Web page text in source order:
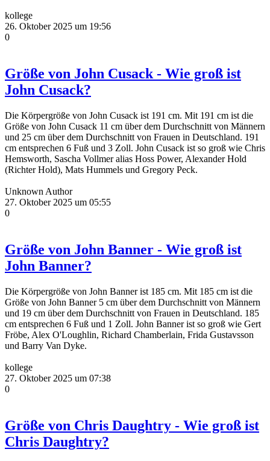
kollege
26. Oktober 2025 um 19:56
0
Größe von John Cusack - Wie groß ist
John Cusack?
Die Körpergröße von John Cusack ist 191 cm. Mit 191 cm ist die
Größe von John Cusack 11 cm über dem Durchschnitt von Männern
und 25 cm über dem Durchschnitt von Frauen in Deutschland. 191
cm entsprechen 6 Fuß und 3 Zoll. John Cusack ist so groß wie Chris
Hemsworth, Sascha Vollmer alias Hoss Power, Alexander Hold
(Richter Hold), Mats Hummels und Gregory Peck.
Unknown Author
27. Oktober 2025 um 05:55
0
Größe von John Banner - Wie groß ist
John Banner?
Die Körpergröße von John Banner ist 185 cm. Mit 185 cm ist die
Größe von John Banner 5 cm über dem Durchschnitt von Männern
und 19 cm über dem Durchschnitt von Frauen in Deutschland. 185
cm entsprechen 6 Fuß und 1 Zoll. John Banner ist so groß wie Gert
Fröbe, Alex O'Loughlin, Richard Chamberlain, Frida Gustavsson
und Barry Van Dyke.
kollege
27. Oktober 2025 um 07:38
0
Größe von Chris Daughtry - Wie groß ist
Chris Daughtry?